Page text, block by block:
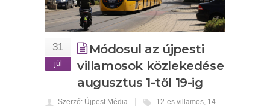
31
júl
Módosul az újpesti
villamosok közlekedése
augusztus 1-től 19-ig
Szerző: Újpest Média 12-es villamos, 14-